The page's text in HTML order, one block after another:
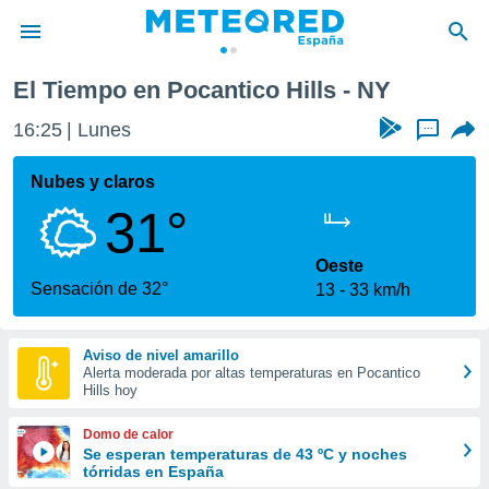
de
por
que se
calidad.
a este
las
y
forma
digital
basada
El Tiempo en Pocantico Hills - NY
16:25 Lunes ...
Nubes y claros
31°
Sensación de 32°
Oeste
13
33 km/h
Aviso de nivel amarillo
Alerta moderada por altas temperaturas en Pocantico
Hills hoy
Domo de calor
Se esperan temperaturas de 43 ºC y noches
tórridas en España